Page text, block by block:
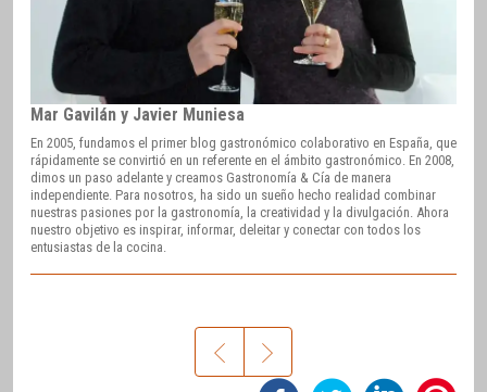
Mar Gavilán y Javier Muniesa
En 2005, fundamos el primer blog gastronómico colaborativo en España, que
rápidamente se convirtió en un referente en el ámbito gastronómico. En 2008,
dimos un paso adelante y creamos Gastronomía & Cía de manera
independiente. Para nosotros, ha sido un sueño hecho realidad combinar
nuestras pasiones por la gastronomía, la creatividad y la divulgación. Ahora
nuestro objetivo es inspirar, informar, deleitar y conectar con todos los
entusiastas de la cocina.